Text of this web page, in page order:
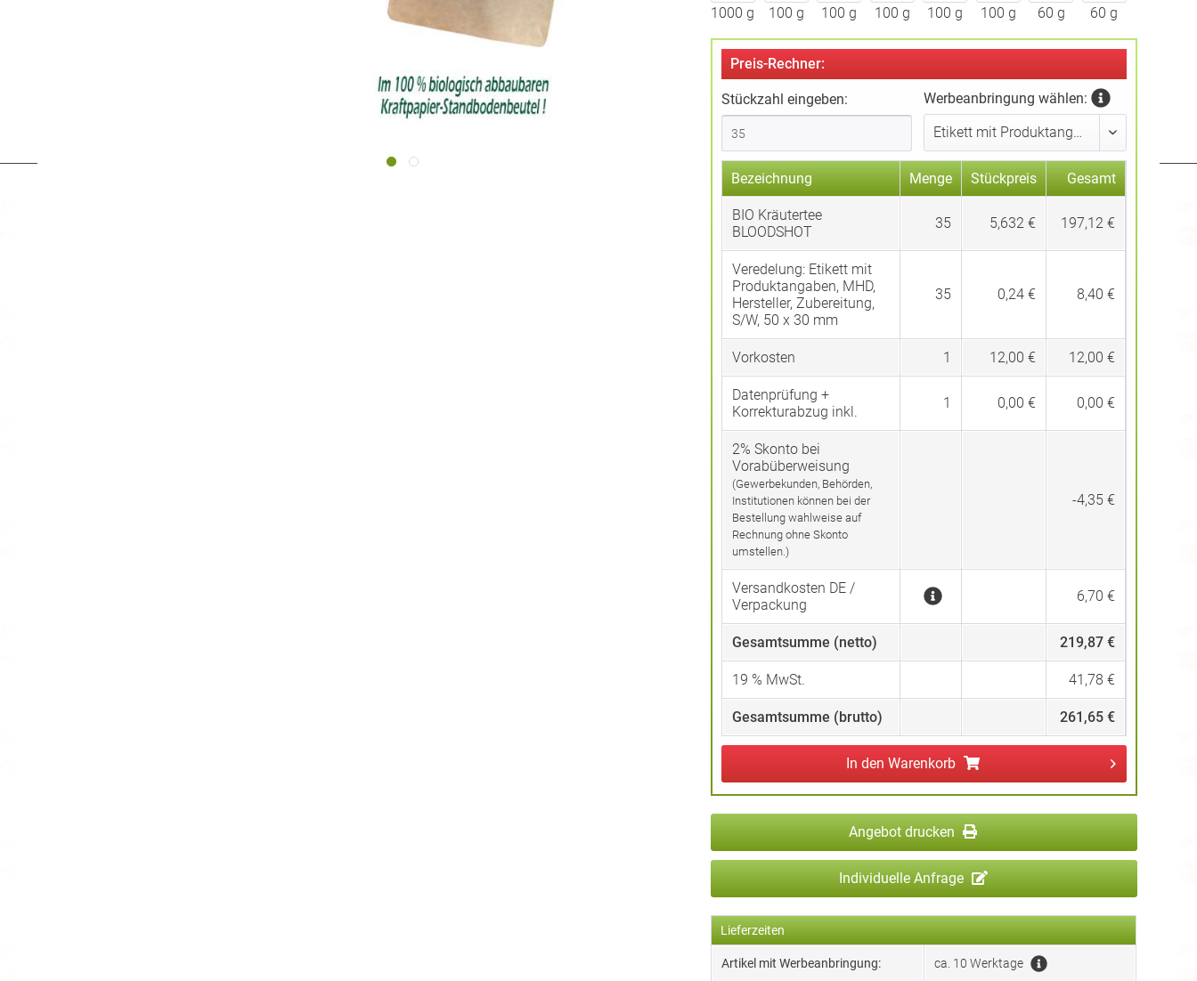
1000 g 100 g 100 g 100 g 100 g 100 g 60 g 60 g
Preis-Rechner:
Stückzahl eingeben: Werbeanbringung wählen:
Bezeichnung Menge Stückpreis Gesamt
BIO Kräutertee
BLOODSHOT
35 5,632 € 197,12 €
Veredelung: Etikett mit
Produktangaben, MHD,
Hersteller, Zubereitung,
S/W, 50 x 30 mm
35 0,24 € 8,40 €
Vorkosten 1 12,00 € 12,00 €
Datenprüfung +
Korrekturabzug inkl.
1 0,00 € 0,00 €
2% Skonto bei
Vorabüberweisung
(Gewerbekunden, Behörden,
Institutionen können bei der
Bestellung wahlweise auf
Rechnung ohne Skonto
umstellen.)
-4,35 €
Versandkosten DE /
Verpackung
6,70 €
Gesamtsumme (netto) 219,87 €
19 % MwSt. 41,78 €
Gesamtsumme (brutto) 261,65 €
In den Warenkorb
Angebot drucken
Individuelle Anfrage
Lieferzeiten
Artikel mit Werbeanbringung: ca. 10 Werktage